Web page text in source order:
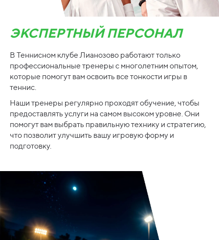
ЭКСПЕРТНЫЙ ПЕРСОНАЛ
В Теннисном клубе Лианозово работают только
профессиональные тренеры с многолетним опытом,
которые помогут вам освоить все тонкости игры в
теннис.
Наши тренеры регулярно проходят обучение, чтобы
предоставлять услуги на самом высоком уровне. Они
помогут вам выбрать правильную технику и стратегию,
что позволит улучшить вашу игровую форму и
подготовку.